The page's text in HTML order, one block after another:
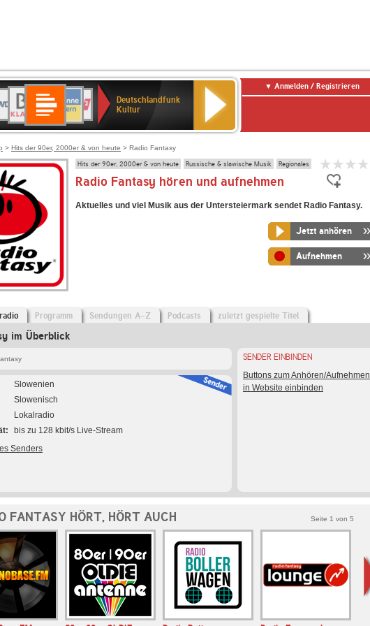
Deutschlandfunk
80er
90er
OLDIE
ANTENNE
SWR3
BR-
KLASSIK
Deutschlandfunk
Kultur
ANTENNE
BAYERN
SWR
Kultur
NDR
2
Deutschlandfunk
Kultur
Anmelden / Registrieren
> Hits der 90er, 2000er & von heute > Radio Fantasy
Hits der 90er, 2000er & von heute Russische & slawische Musik Regionales
Radio Fantasy hören und aufnehmen
Aktuelles und viel Musik aus der Untersteiermark sendet Radio Fantasy.
Jetzt anhören
Aufnehmen
Programm Sendungen A-Z Podcasts zuletzt gespielte Titel
im Überblick
Slowenien
Slowenisch
Lokalradio
bis zu 128 kbit/s Live-Stream
Senders
SENDER EINBINDEN
Buttons zum Anhören/Aufnehmen
in Website einbinden
FANTASY HÖRT, HÖRT AUCH Seite 1 von 5